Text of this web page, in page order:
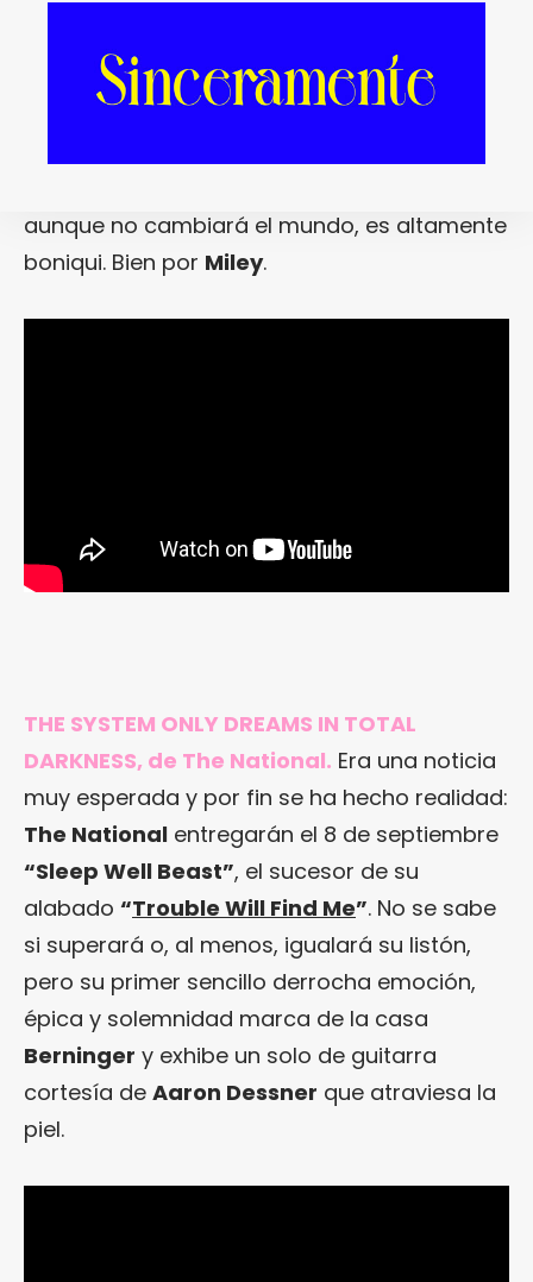
maja que no está loca nivel cortarte el
pescuezo si le dices que no le invitas a
aunque no cambiará el mundo, es altamente
boniqui. Bien por Miley.
THE SYSTEM ONLY DREAMS IN TOTAL
DARKNESS, de The National. Era una noticia
muy esperada y por fin se ha hecho realidad:
The National entregarán el 8 de septiembre
“Sleep Well Beast”, el sucesor de su
alabado “Trouble Will Find Me”. No se sabe
si superará o, al menos, igualará su listón,
pero su primer sencillo derrocha emoción,
épica y solemnidad marca de la casa
Berninger y exhibe un solo de guitarra
cortesía de Aaron Dessner que atraviesa la
piel.